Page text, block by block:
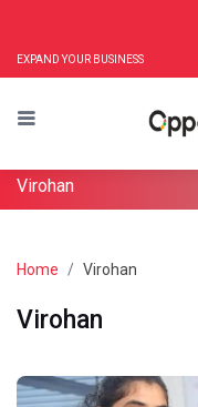
EXPAND YOUR BUSINESS
Virohan
Home Virohan
Virohan